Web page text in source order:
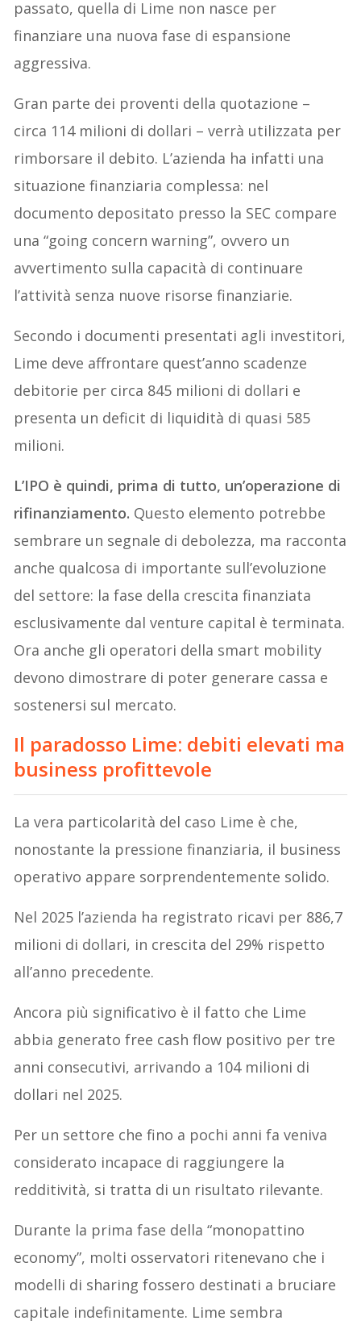
passato, quella di Lime non nasce per
finanziare una nuova fase di espansione
aggressiva.
Gran parte dei proventi della quotazione –
circa 114 milioni di dollari – verrà utilizzata per
rimborsare il debito. L’azienda ha infatti una
situazione finanziaria complessa: nel
documento depositato presso la SEC compare
una “going concern warning”, ovvero un
avvertimento sulla capacità di continuare
l’attività senza nuove risorse finanziarie.
Secondo i documenti presentati agli investitori,
Lime deve affrontare quest’anno scadenze
debitorie per circa 845 milioni di dollari e
presenta un deficit di liquidità di quasi 585
milioni.
L’IPO è quindi, prima di tutto, un’operazione di
rifinanziamento. Questo elemento potrebbe
sembrare un segnale di debolezza, ma racconta
anche qualcosa di importante sull’evoluzione
del settore: la fase della crescita finanziata
esclusivamente dal venture capital è terminata.
Ora anche gli operatori della smart mobility
devono dimostrare di poter generare cassa e
sostenersi sul mercato.
Il paradosso Lime: debiti elevati ma
business profittevole
La vera particolarità del caso Lime è che,
nonostante la pressione finanziaria, il business
operativo appare sorprendentemente solido.
Nel 2025 l’azienda ha registrato ricavi per 886,7
milioni di dollari, in crescita del 29% rispetto
all’anno precedente.
Ancora più significativo è il fatto che Lime
abbia generato free cash flow positivo per tre
anni consecutivi, arrivando a 104 milioni di
dollari nel 2025.
Per un settore che fino a pochi anni fa veniva
considerato incapace di raggiungere la
redditività, si tratta di un risultato rilevante.
Durante la prima fase della “monopattino
economy”, molti osservatori ritenevano che i
modelli di sharing fossero destinati a bruciare
capitale indefinitamente. Lime sembra